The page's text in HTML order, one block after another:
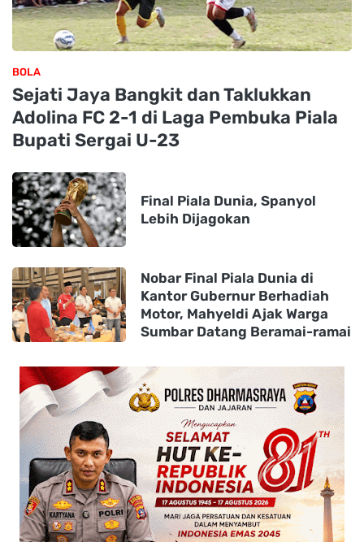
BOLA
Sejati Jaya Bangkit dan Taklukkan
Adolina FC 2-1 di Laga Pembuka Piala
Bupati Sergai U-23
Final Piala Dunia, Spanyol
Lebih Dijagokan
Nobar Final Piala Dunia di
Kantor Gubernur Berhadiah
Motor, Mahyeldi Ajak Warga
Sumbar Datang Beramai-ramai